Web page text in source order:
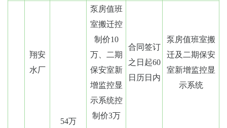
翔安
水厂
54万
泵房值班
室搬迁控
制价10
万、二期
保安室新
增监控显
示系统控
制价3万
合同签订
之日起60
日历日内
泵房值班室搬
迁及二期保安
室新增监控显
示系统